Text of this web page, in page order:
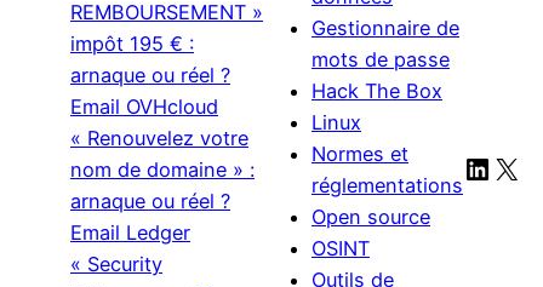
REMBOURSEMENT »
impôt 195 € :
arnaque ou réel ?
Email OVHcloud
« Renouvelez votre
nom de domaine » :
arnaque ou réel ?
Email Ledger
« Security
Gestionnaire de
mots de passe
Hack The Box
Linux
Normes et
réglementations
Open source
OSINT
Outils de
X